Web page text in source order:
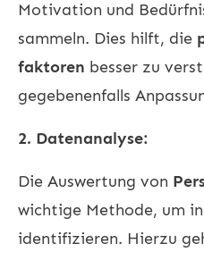
Motivation und
sammeln. Dies hilft, die
faktoren besser zu
gegebenenfalls
2. Datenanalyse:
Die Auswertung von
wichtige Methode, um
identifizieren. Hierzu